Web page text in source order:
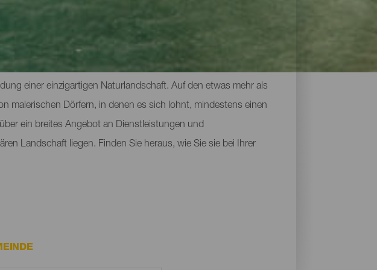
einer einzigartigen Naturlandschaft. Auf den etwas mehr als
malerischen Dörfern, in denen es sich lohnt, mindestens einen
ein breites Angebot an Dienstleistungen und
Landschaft liegen. Finden Sie heraus, wie Sie sie bei Ihrer